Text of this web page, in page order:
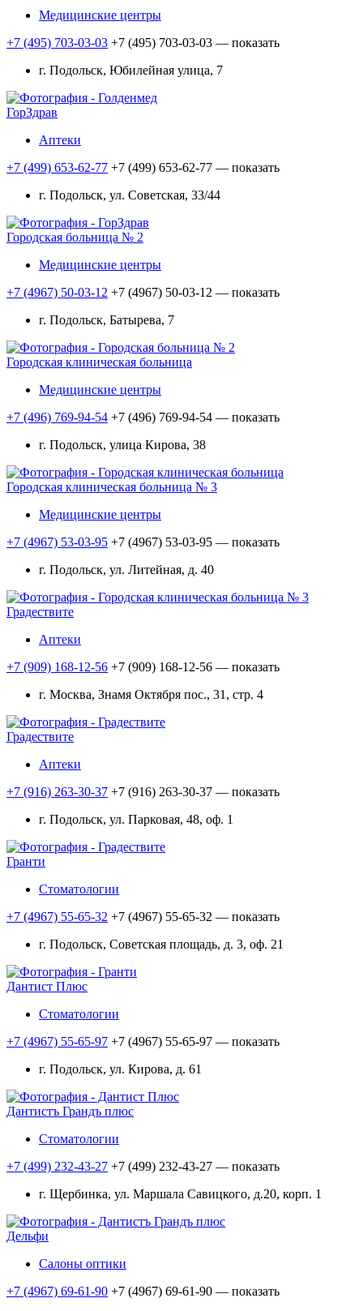
Медицинские центры
+7 (495) 703-03-03 +7 (495) 703-03-03 — показать
г. Подольск, Юбилейная улица, 7
ГорЗдрав
Аптеки
+7 (499) 653-62-77 +7 (499) 653-62-77 — показать
г. Подольск, ул. Советская, 33/44
Городская больница № 2
Медицинские центры
+7 (4967) 50-03-12 +7 (4967) 50-03-12 — показать
г. Подольск, Батырева, 7
Городская клиническая больница
Медицинские центры
+7 (496) 769-94-54 +7 (496) 769-94-54 — показать
г. Подольск, улица Кирова, 38
Городская клиническая больница № 3
Медицинские центры
+7 (4967) 53-03-95 +7 (4967) 53-03-95 — показать
г. Подольск, ул. Литейная, д. 40
Градествите
Аптеки
+7 (909) 168-12-56 +7 (909) 168-12-56 — показать
г. Москва, Знамя Октября пос., 31, стр. 4
Градествите
Аптеки
+7 (916) 263-30-37 +7 (916) 263-30-37 — показать
г. Подольск, ул. Парковая, 48, оф. 1
Гранти
Стоматологии
+7 (4967) 55-65-32 +7 (4967) 55-65-32 — показать
г. Подольск, Советская площадь, д. 3, оф. 21
Дантист Плюс
Стоматологии
+7 (4967) 55-65-97 +7 (4967) 55-65-97 — показать
г. Подольск, ул. Кирова, д. 61
Дантистъ Грандъ плюс
Стоматологии
+7 (499) 232-43-27 +7 (499) 232-43-27 — показать
г. Щербинка, ул. Маршала Савицкого, д.20, корп. 1
Дельфи
Салоны оптики
+7 (4967) 69-61-90 +7 (4967) 69-61-90 — показать